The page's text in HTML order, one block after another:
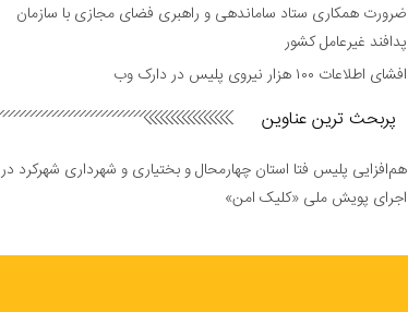
ضرورت همکاری ستاد ساماندهی و راهبری فضای مجازی با سازمان
پدافند غیرعامل کشور
افشای اطلاعات ۱۰۰ هزار نیروی پلیس در دارک وب
پربحث ترین عناوین
هم‌افزایی پلیس فتا استان چهارمحال و بختیاری و شهرداری شهرکرد در
اجرای پویش ملی «کلیک امن»